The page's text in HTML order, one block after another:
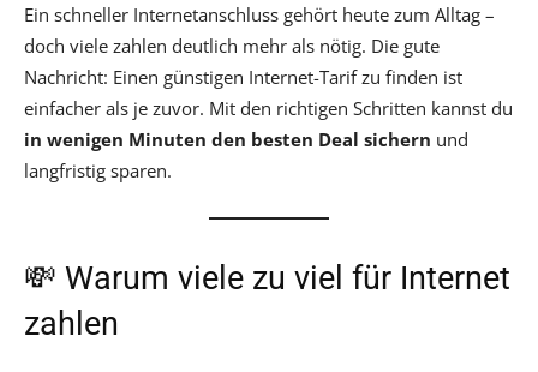
Ein schneller Internetanschluss gehört heute zum Alltag –
doch viele zahlen deutlich mehr als nötig. Die gute
Nachricht: Einen günstigen Internet-Tarif zu finden ist
einfacher als je zuvor. Mit den richtigen Schritten kannst du
in wenigen Minuten den besten Deal sichern und
langfristig sparen.
💸 Warum viele zu viel für Internet
zahlen